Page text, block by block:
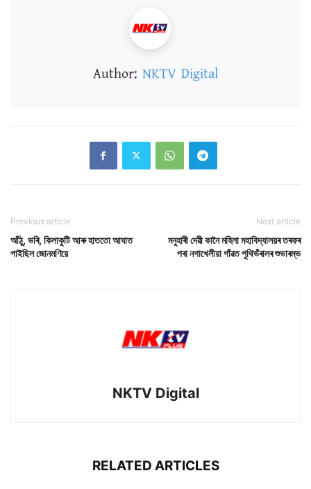
Author: NKTV Digital
Previous article
আঁঠু, ভৰি, কিলাকুটি আৰু হাততো আঘাত
পাইছিল জোনমণিয়ে
Next article
মনুহাৰী দেৱী কানৈ মহিলা মহাবিদ্যালয়ৰ তৰফৰ
পৰা নগাখেলীয়া গাঁৱত পুথিভঁৰালৰ শুভাৰম্ভ
NKTV Digital
RELATED ARTICLES